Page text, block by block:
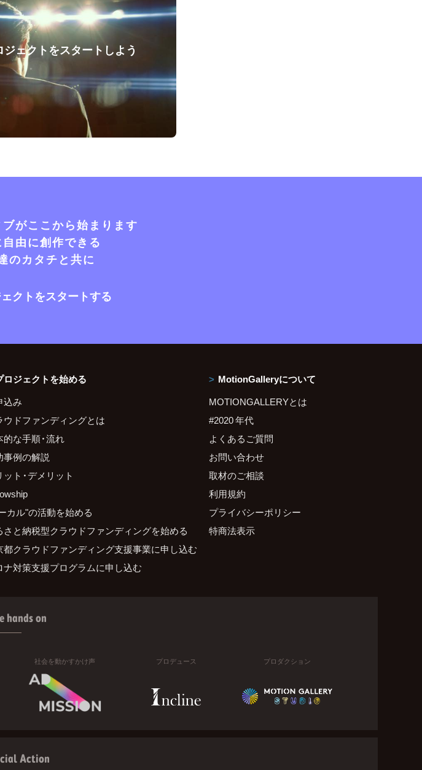
ェクトをスタートしよう
がここから始まります
由に創作できる
のカタチと共に
クトをスタートする
ロジェクトを始める
込み
ウドファンディングとは
的な手順・流れ
事例の解説
ット・デメリット
カル"の活動を始める
さと納税型クラウドファンディングを始める
都クラウドファンディング支援事業に申し込む
ナ対策支援プログラムに申し込む
MotionGalleryについて
MOTIONGALLERYとは
#2020 年代
よくあるご質問
お問い合わせ
取材のご相談
利用規約
プライバシーポリシー
特商法表示
hands on
社会を動かすかけ声 プロデュース プロダクション
Action